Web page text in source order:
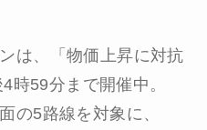
は、「物価上昇に対抗
時59分まで開催中。
の5路線を対象に、